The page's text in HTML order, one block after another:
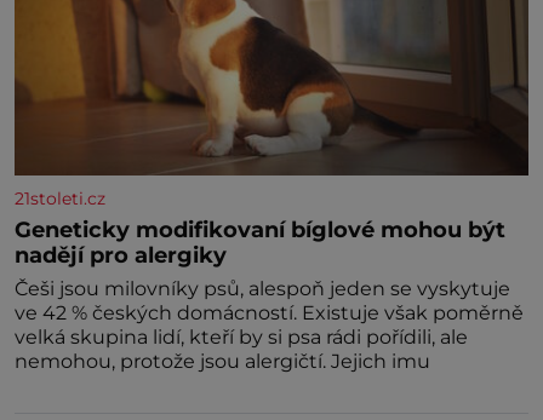
21stoleti.cz
Geneticky modifikovaní bíglové mohou být
nadějí pro alergiky
Češi jsou milovníky psů, alespoň jeden se vyskytuje
ve 42 % českých domácností. Existuje však poměrně
velká skupina lidí, kteří by si psa rádi pořídili, ale
nemohou, protože jsou alergičtí. Jejich imu